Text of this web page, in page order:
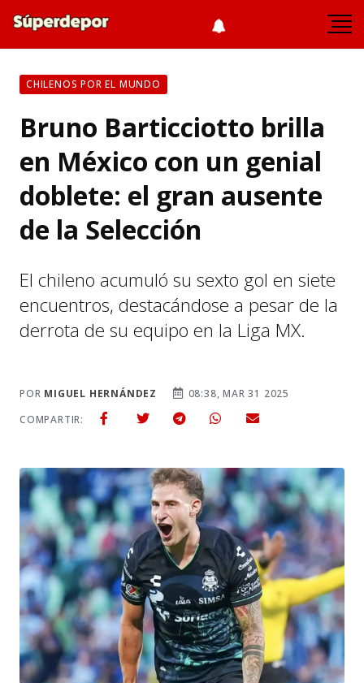
CHILENOS POR EL MUNDO
Bruno Barticciotto brilla
en México con un genial
doblete: el gran ausente
de la Selección
El chileno acumuló su sexto gol en siete
encuentros, destacándose a pesar de la
derrota de su equipo en la Liga MX.
POR MIGUEL HERNÁNDEZ
08:38, MAR 31 2025
COMPARTIR: